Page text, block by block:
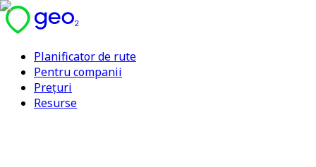
Planificator de rute
Pentru companii
Prețuri
Resurse